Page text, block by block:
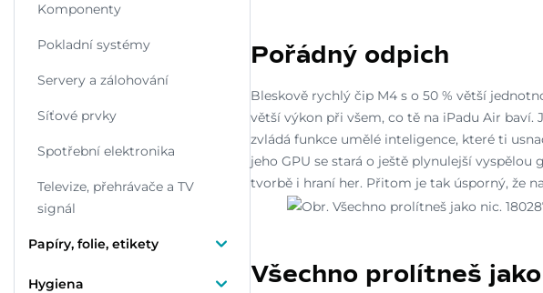
Komponenty
Pokladní systémy
Servery a zálohování
Síťové prvky
Spotřební elektronika
Televize, přehrávače a TV
signál
Papíry, folie, etikety
Hygiena
Pořádný odpich
Bleskově rychlý čip M4 s o 50 % větší
větší výkon při všem, co tě na iPadu Air baví.
zvládá funkce umělé inteligence, které ti
jeho GPU se stará o ještě plynulejší vyspělou
tvorbě i hraní her. Přitom je tak úsporný, že
Všechno prolítneš